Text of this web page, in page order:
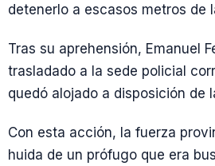
detenerlo a escasos metros de
Tras su aprehensión, Emanuel
trasladado a la sede policial
quedó alojado a disposición de
Con esta acción, la fuerza
huida de un prófugo que era